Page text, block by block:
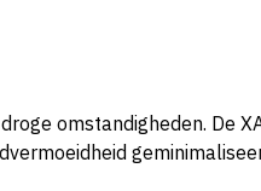
omstandigheden. De